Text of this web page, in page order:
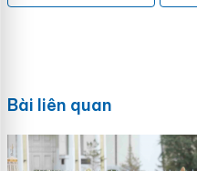
Bài liên quan